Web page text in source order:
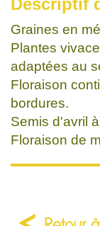
Graines en
Plantes
adaptées au
Floraison
bordures.
Semis d'avril
Floraison de